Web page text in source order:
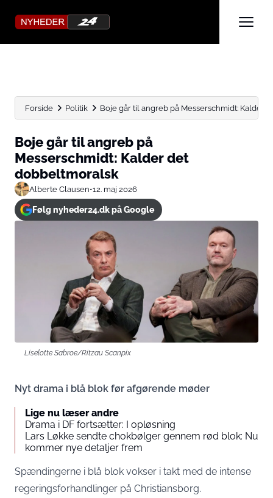
Forside Politik Boje går til angreb på Messerschmidt: Kalder
Boje går til angreb på
Messerschmidt: Kalder det
dobbeltmoralsk
Alberte Clausen•12. maj 2026
Følg nyheder24.dk på Google
Liselotte Sabroe/Ritzau Scanpix
Nyt drama i blå blok før afgørende møder
Lige nu læser andre
Drama i DF fortsætter: I opløsning
Lars Løkke sendte chokbølger gennem rød blok: Nu
kommer nye detaljer frem
Spændingerne i blå blok vokser i takt med de intense
regeringsforhandlinger på Christiansborg.